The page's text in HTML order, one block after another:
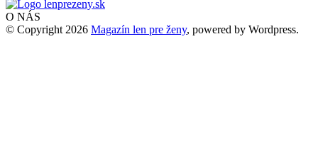
O NÁS
© Copyright 2026 Magazín len pre ženy, powered by Wordpress.